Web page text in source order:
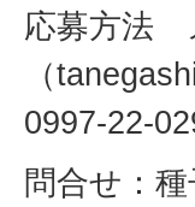
応募方法
（
0997-22-
問合せ：